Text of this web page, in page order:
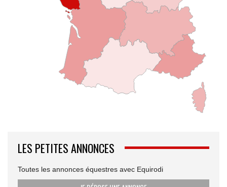
LES PETITES ANNONCES
Toutes les annonces équestres avec Equirodi